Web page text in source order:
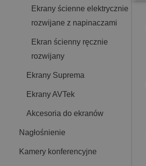
Ekrany ścienne elektrycznie
rozwijane z napinaczami
Ekran ścienny ręcznie
rozwijany
Ekrany Suprema
Ekrany AVTek
Akcesoria do ekranów
Nagłośnienie
Kamery konferencyjne